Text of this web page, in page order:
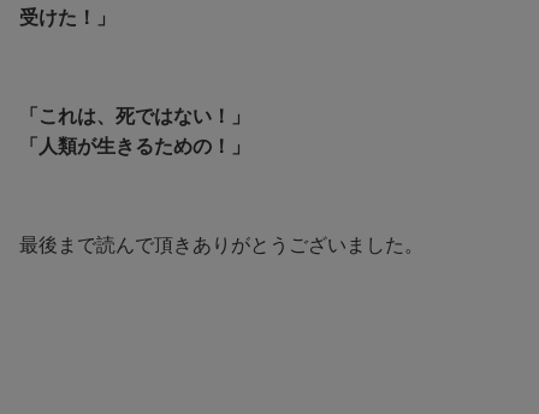
受けた！」
「これは、死ではない！」
「人類が生きるための！」
最後まで読んで頂きありがとうございました。